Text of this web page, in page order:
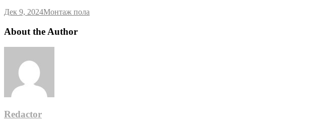
Дек 9, 2024Монтаж пола
About the Author
Redactor